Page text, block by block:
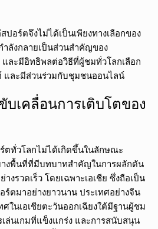
ปอร์ตจึงไม่ได้เป็นเพียงทางเลือกของ
ลังกลายเป็นส่วนสำคัญของ
ละมีอิทธิพลต่อวิธีที่ผู้ชมทั่วโลกเลือก
และมีส่วนร่วมกับชุมชนออนไลน์
เคลื่อนการเติบโตของ
ตทั่วโลกไม่ได้เกิดขึ้นในลักษณะ
งพื้นที่ที่มีบทบาทสำคัญในการผลักดัน
งรวดเร็ว โดยเฉพาะเอเชีย ซึ่งถือเป็น
ตมาอย่างยาวนาน ประเทศอย่างจีน
ศในเอเชียตะวันออกเฉียงใต้มีฐานผู้ชม
นเกมที่แข็งแกร่ง และการสนับสนุน